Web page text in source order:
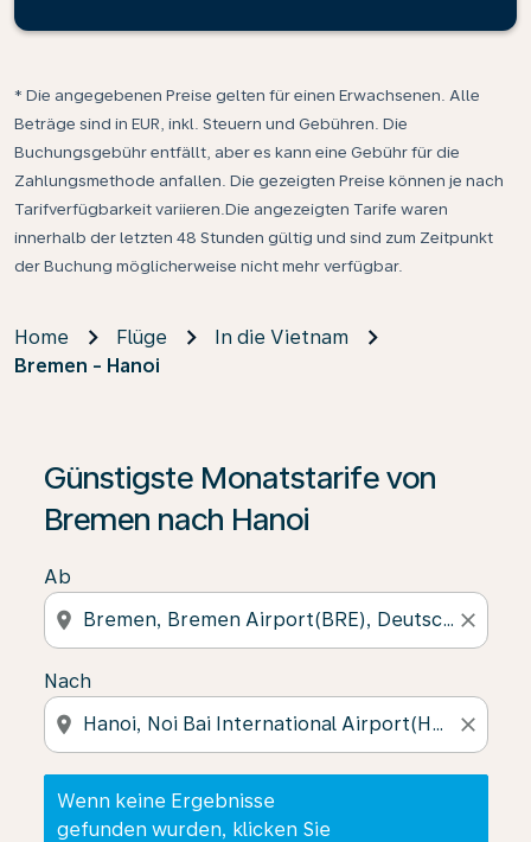
* Die angegebenen Preise gelten für einen Erwachsenen. Alle
Beträge sind in EUR, inkl. Steuern und Gebühren. Die
Buchungsgebühr entfällt, aber es kann eine Gebühr für die
Zahlungsmethode anfallen. Die gezeigten Preise können je nach
Tarifverfügbarkeit variieren.Die angezeigten Tarife waren
innerhalb der letzten 48 Stunden gültig und sind zum Zeitpunkt
der Buchung möglicherweise nicht mehr verfügbar.
Home Flüge
In die Vietnam
Bremen - Hanoi
Günstigste Monatstarife von
Bremen nach Hanoi
Ab
location_on close
Nach
location_on close
Wenn keine Ergebnisse
gefunden wurden, klicken Sie
Wenn keine Ergebnisse gefunden wurden, klicken